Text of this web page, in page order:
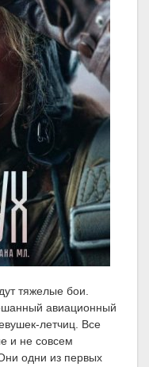
тяжелые бои.
авиационный
летчиц. Все
и не совсем
одни из первых